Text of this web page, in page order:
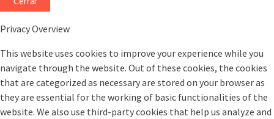
Privacy Overview
This website uses cookies to improve your experience while you
navigate through the website. Out of these cookies, the cookies
that are categorized as necessary are stored on your browser as
they are essential for the working of basic functionalities of the
website. We also use third-party cookies that help us analyze and